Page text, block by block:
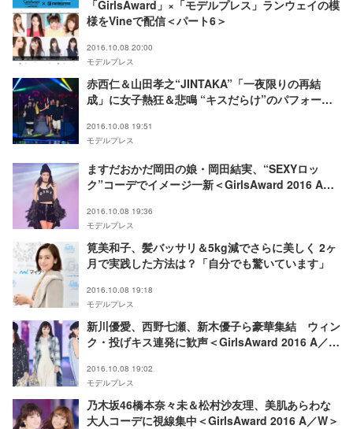
「GirlsAward」×「モデルプレス」ランウェイの模
様をVineで配信＜パート6＞
2016.10.08 20:00
モデルプレス
赤西仁＆山田孝之“JINTAKA”「一夜限りの再結
成」に女子熱狂＆悲鳴 “キスだらけ”のパフォーマ
2016.10.08 19:51
モデルプレス
ますだおかだ岡田の娘・岡田結実、“SEXYロッ
ク”コーデでイメージ一新＜GirlsAward 2016 A／
2016.10.08 19:36
モデルプレス
筧美和子、髪バッサリ＆5kg減でさらに美しく 2ヶ
月で実践した方法は？「自分でも驚いています」
2016.10.08 19:18
モデルプレス
新川優愛、西野七瀬、新木優子ら豪華集結 ウィン
ク・投げキス連発に歓声＜GirlsAward 2016 A／W
2016.10.08 19:02
モデルプレス
乃木坂46橋本奈々未＆松村沙友理、美肌あらわな
大人コーデに視線集中＜GirlsAward 2016 A／W＞